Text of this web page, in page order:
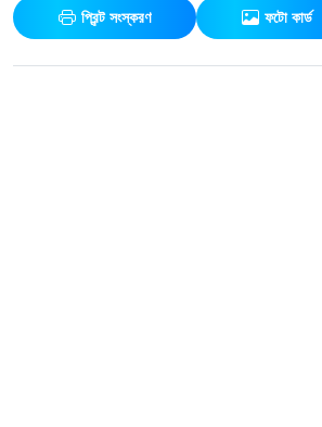
প্রিন্ট সংস্করণ ফটো কার্ড